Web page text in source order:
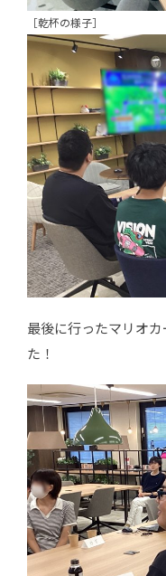
［乾杯の様子］
最後に行ったマリオ
た！